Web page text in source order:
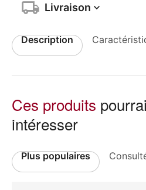
Livraison
Description
Ces produits
intéresser
Plus populaires